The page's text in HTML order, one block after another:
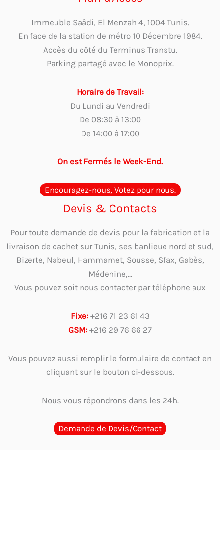
Immeuble Saâdi, El Menzah 4, 1004 Tunis.
En face de la station de métro 10 Décembre 1984.
Accès du côté du Terminus Transtu.
Parking partagé avec le Monoprix.
Horaire de Travail:
Du Lundi au Vendredi
De 08:30 à 13:00
De 14:00 à 17:00
On est Fermés le Week-End.
Encouragez-nous, Votez pour nous.
Devis & Contacts
Pour toute demande de devis pour la fabrication et la
livraison de cachet sur Tunis, ses banlieue nord et sud,
Bizerte, Nabeul, Hammamet, Sousse, Sfax, Gabès,
Médenine,...
Vous pouvez soit nous contacter par téléphone aux
Fixe: +216 71 23 61 43
GSM: +216 29 76 66 27
Vous pouvez aussi remplir le formulaire de contact en
cliquant sur le bouton ci-dessous.
Nous vous répondrons dans les 24h.
Demande de Devis/Contact